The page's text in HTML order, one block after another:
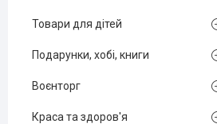
Товари для дітей
Подарунки, хобі, книги
Воєнторг
Краса та здоров'я